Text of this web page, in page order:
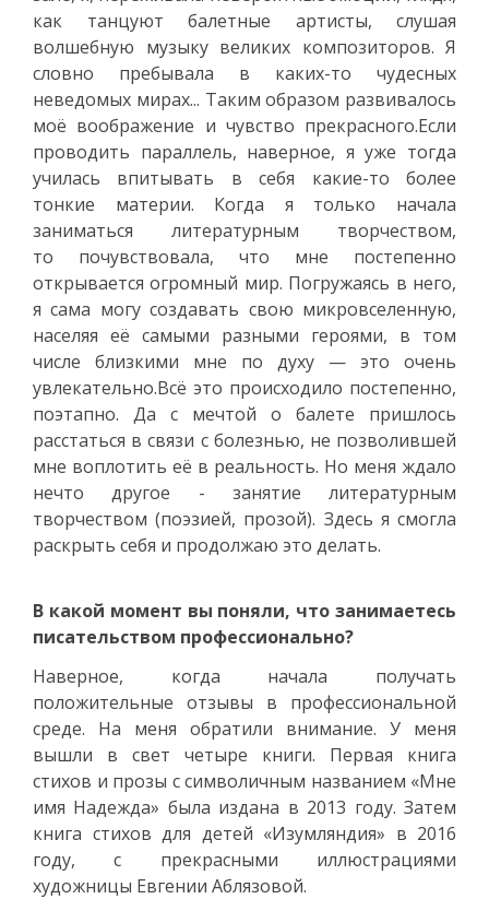
как танцуют балетные артисты, слушая
волшебную музыку великих композиторов. Я
словно пребывала в каких-то чудесных
неведомых мирах... Таким образом развивалось
моё воображение и чувство прекрасного.Если
проводить параллель, наверное, я уже тогда
училась впитывать в себя какие-то более
тонкие материи. Когда я только начала
заниматься литературным творчеством,
то почувствовала, что мне постепенно
открывается огромный мир. Погружаясь в него,
я сама могу создавать свою микровселенную,
населяя её самыми разными героями, в том
числе близкими мне по духу — это очень
увлекательно.Всё это происходило постепенно,
поэтапно. Да с мечтой о балете пришлось
расстаться в связи с болезнью, не позволившей
мне воплотить её в реальность. Но меня ждало
нечто другое - занятие литературным
творчеством (поэзией, прозой). Здесь я смогла
раскрыть себя и продолжаю это делать.
В какой момент вы поняли, что занимаетесь
писательством профессионально?
Наверное, когда начала получать
положительные отзывы в профессиональной
среде. На меня обратили внимание. У меня
вышли в свет четыре книги. Первая книга
стихов и прозы с символичным названием «Мне
имя Надежда» была издана в 2013 году. Затем
книга стихов для детей «Изумляндия» в 2016
году, с прекрасными иллюстрациями
художницы Евгении Аблязовой.